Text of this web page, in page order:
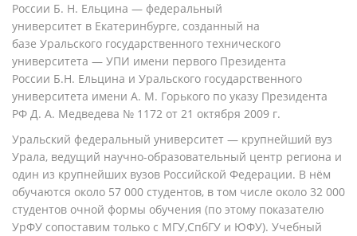
России Б. Н. Ельцина — федеральный
университет в Екатеринбурге, созданный на
базе Уральского государственного технического
университета — УПИ имени первого Президента
России Б.Н. Ельцина и Уральского государственного
университета имени А. М. Горького по указу Президента
РФ Д. А. Медведева № 1172 от 21 октября 2009 г.
Уральский федеральный университет — крупнейший вуз
Урала, ведущий научно-образовательный центр региона и
один из крупнейших вузов Российской Федерации. В нём
обучаются около 57 000 студентов, в том числе около 32 000
студентов очной формы обучения (по этому показателю
УрФУ сопоставим только с МГУ,СпбГУ и ЮФУ). Учебный